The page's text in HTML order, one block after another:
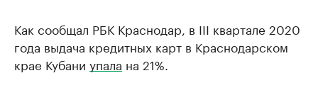
Как сообщал РБК Краснодар, в III квартале 2020
года выдача кредитных карт в Краснодарском
крае Кубани упала на 21%.